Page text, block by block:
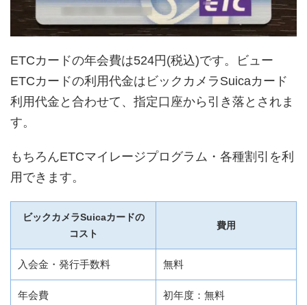
ETCカードの年会費は524円(税込)です。ビュー
ETCカードの利用代金はビックカメラSuicaカード
利用代金と合わせて、指定口座から引き落とされま
す。
もちろんETCマイレージプログラム・各種割引を利
用できます。
ビックカメラSuicaカードの
コスト
費用
入会金・発行手数料 無料
年会費
初年度：無料